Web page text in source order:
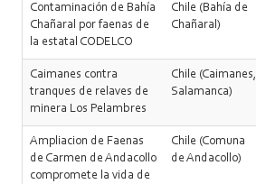
Contaminación de Bahía
Chañaral por faenas de
la estatal CODELCO
Chile (Bahía de
Chañaral)
Caimanes contra
tranques de relaves de
minera Los Pelambres
Chile (Caimanes,
Salamanca)
Ampliacion de Faenas
de Carmen de Andacollo
compromete la vida de
Chile (Comuna
de Andacollo)